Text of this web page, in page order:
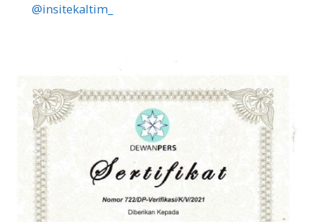
@insitekaltim_